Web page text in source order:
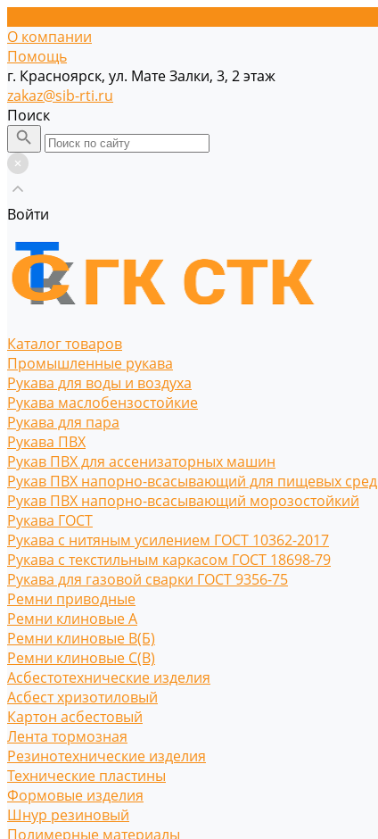
О компании
Помощь
г. Красноярск, ул. Мате Залки, 3, 2 этаж
zakaz@sib-rti.ru
Поиск
Войти
Каталог товаров
Промышленные рукава
Рукава для воды и воздуха
Рукава маслобензостойкие
Рукава для пара
Рукава ПВХ
Рукав ПВХ для ассенизаторных машин
Рукав ПВХ напорно-всасывающий для пищевых сред
Рукав ПВХ напорно-всасывающий морозостойкий
Рукава ГОСТ
Рукава с нитяным усилением ГОСТ 10362-2017
Рукава с текстильным каркасом ГОСТ 18698-79
Рукава для газовой сварки ГОСТ 9356-75
Ремни приводные
Ремни клиновые A
Ремни клиновые В(Б)
Ремни клиновые С(B)
Асбестотехнические изделия
Асбест хризотиловый
Картон асбестовый
Лента тормозная
Резинотехнические изделия
Технические пластины
Формовые изделия
Шнур резиновый
Полимерные материалы